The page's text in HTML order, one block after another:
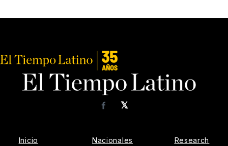
𝕏
Facebook
Inicio Nacionales Research